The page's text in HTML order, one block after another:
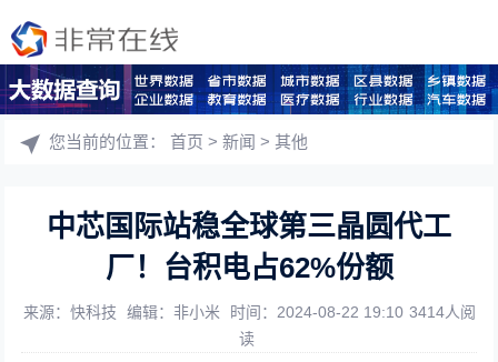
您当前的位置：首页 >新闻 >其他
中芯国际站稳全球第三晶圆代工
厂！台积电占62%份额
来源：快科技 编辑：非小米 时间：2024-08-22 19:10 3414人阅
读